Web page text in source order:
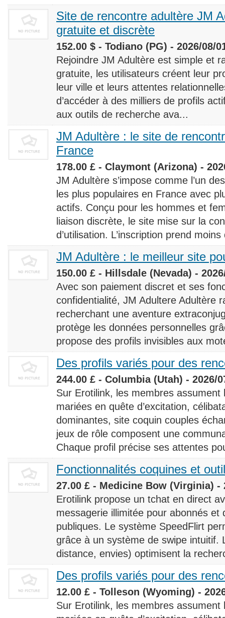
Site de rencontre adultère JM
gratuite et discrète
152.00 $ - Todiano (PG) - 2026/08/
Rejoindre JM Adultère est simple et
gratuite, les utilisateurs créent leur
leur ville et leurs attentes
d’accéder à des milliers de profils
aux outils de recherche ava...
JM Adultère : le site de
France
178.00 £ - Claymont (Arizona) -
JM Adultère s’impose comme l’un
les plus populaires en France avec
actifs. Conçu pour les hommes et
liaison discrète, le site mise sur la
d’utilisation. L’inscription prend
JM Adultère : le meilleur site
150.00 £ - Hillsdale (Nevada) -
Avec son paiement discret et ses
confidentialité, JM Adultere Adultère
recherchant une aventure
protège les données personnelles
propose des profils invisibles aux
Des profils variés pour des
244.00 £ - Columbia (Utah) - 2026/
Sur Erotilink, les membres
mariées en quête d’excitation,
dominantes, site coquin couples
jeux de rôle composent une
Chaque profil précise ses attentes
Fonctionnalités coquines et
27.00 £ - Medicine Bow (Virginia) -
Erotilink propose un tchat en direct
messagerie illimitée pour abonnés et
publiques. Le système SpeedFlirt
grâce à un système de swipe intuitif.
distance, envies) optimisent la
Des profils variés pour des
12.00 £ - Tolleson (Wyoming) -
Sur Erotilink, les membres